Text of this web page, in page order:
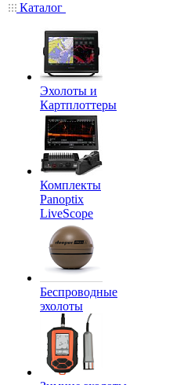
Каталог
Эхолоты и
Картплоттеры
Комплекты
Panoptix
LiveScope
Беспроводные
эхолоты